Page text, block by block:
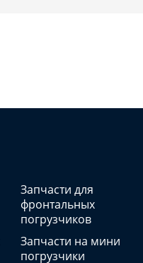
Запчасти для
фронтальных
погрузчиков
Запчасти на мини
погрузчики